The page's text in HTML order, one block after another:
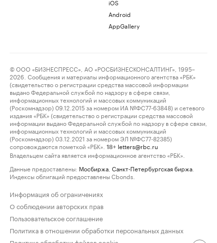
iOS
Android
AppGallery
© ООО «БИЗНЕСПРЕСС», АО «РОСБИЗНЕСКОНСАЛТИНГ», 1995–
2026. Сообщения и материалы информационного агентства «РБК»
(свидетельство о регистрации средства массовой информации
выдано Федеральной службой по надзору в сфере связи,
информационных технологий и массовых коммуникаций
(Роскомнадзор) 09.12.2015 за номером ИА №ФС77-63848) и сетевого
издания «РБК» (свидетельство о регистрации средства массовой
информации выдано Федеральной службой по надзору в сфере связи,
информационных технологий и массовых коммуникаций
(Роскомнадзор) 03.12.2021 за номером ЭЛ №ФС77-82385)
сопровождаются пометкой «РБК».
18+ letters@rbc.ru
Владельцем сайта является информационное агентство «РБК».
Данные предоставлены: Мосбиржа Санкт-Петербургская биржа
Индексы облигаций предоставлены Cbonds.
Информация об ограничениях
О соблюдении авторских прав
Пользовательское соглашение
Политика в отношении обработки персональных данных